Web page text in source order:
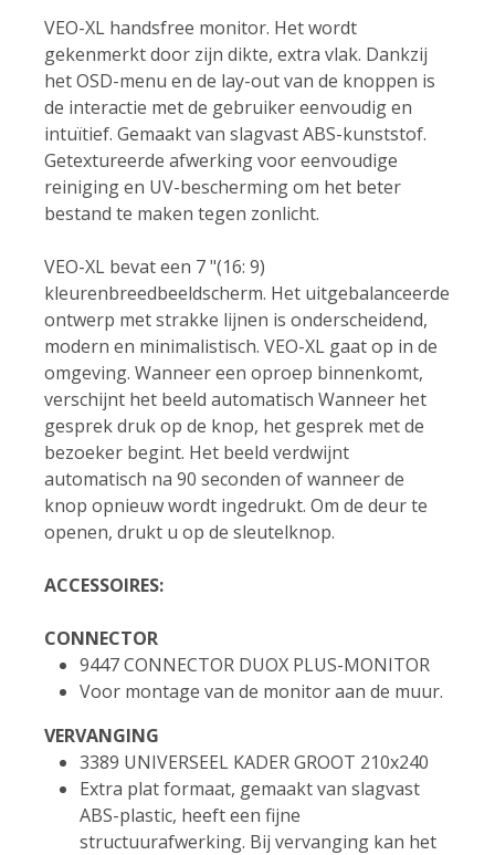
VEO-XL handsfree monitor. Het wordt
gekenmerkt door zijn dikte, extra vlak. Dankzij
het OSD-menu en de lay-out van de knoppen is
de interactie met de gebruiker eenvoudig en
intuïtief. Gemaakt van slagvast ABS-kunststof.
Getextureerde afwerking voor eenvoudige
reiniging en UV-bescherming om het beter
bestand te maken tegen zonlicht.
VEO-XL bevat een 7 "(16: 9)
kleurenbreedbeeldscherm. Het uitgebalanceerde
ontwerp met strakke lijnen is onderscheidend,
modern en minimalistisch. VEO-XL gaat op in de
omgeving. Wanneer een oproep binnenkomt,
verschijnt het beeld automatisch Wanneer het
gesprek druk op de knop, het gesprek met de
bezoeker begint. Het beeld verdwijnt
automatisch na 90 seconden of wanneer de
knop opnieuw wordt ingedrukt. Om de deur te
openen, drukt u op de sleutelknop.
ACCESSOIRES:
CONNECTOR
9447 CONNECTOR DUOX PLUS-MONITOR
Voor montage van de monitor aan de muur.
VERVANGING
3389 UNIVERSEEL KADER GROOT 210x240
Extra plat formaat, gemaakt van slagvast
ABS-plastic, heeft een fijne
structuurafwerking. Bij vervanging kan het